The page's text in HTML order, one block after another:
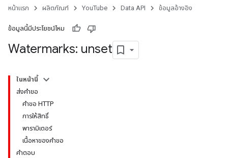
หน้าแรก ผลิตภัณฑ์ YouTube Data API ข้อมูลอ้างอิง
ข้อมูลนี้มีประโยชน์ไหม
Watermarks: unset
ในหน้านี้
ส่งคำขอ
คำขอ HTTP
การให้สิทธิ์
พารามิเตอร์
เนื้อหาของคำขอ
คำตอบ